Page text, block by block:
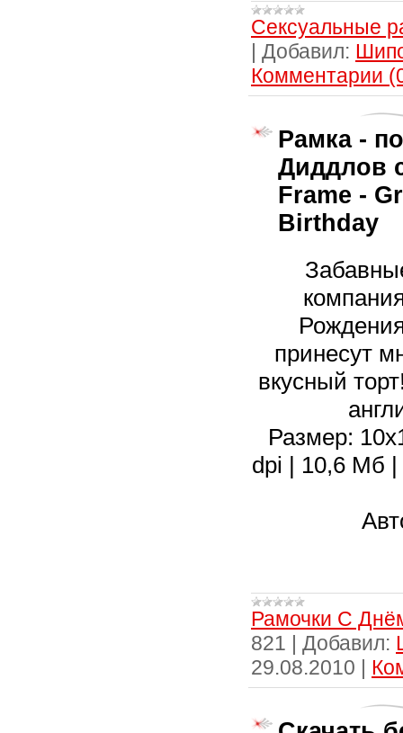
Сексуальные
Добавил:
Комментарии
Рамка -
Диддлов
Frame -
Birthday
принесут
вкусный
Размер:
dpi | 10,6 Мб
Рамочки С
821
Добавил:
29.08.2010